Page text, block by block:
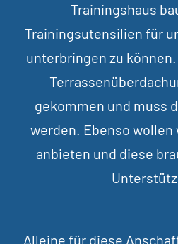
Trainingshaus
Trainingsutensilien für
unterbringen zu
gekommen und muss
werden. Ebenso wollen
anbieten und diese
Alleine für diese